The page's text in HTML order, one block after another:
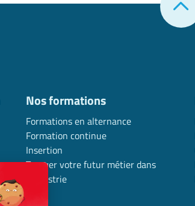
Nos formations
Formations en alternance
Formation continue
Insertion
Trouver votre futur métier dans
l’industrie